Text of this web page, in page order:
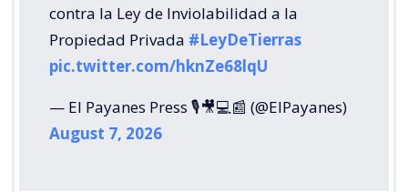
contra la Ley de Inviolabilidad a la
Propiedad Privada #LeyDeTierras
pic.twitter.com/hknZe68lqU
— El Payanes Press 🎙️🎥💻📰 (@ElPayanes)
August 7, 2026